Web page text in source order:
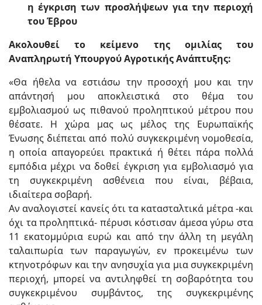
η έγκριση των προσλήψεων για την περιοχή
του Έβρου
Ακολουθεί το κείμενο της ομιλίας του
Αναπληρωτή Υπουργού Αγροτικής Ανάπτυξης:
«Θα ήθελα να εστιάσω την προσοχή μου και την
απάντησή μου αποκλειστικά στο θέμα του
εμβολιασμού ως πιθανού προληπτικού μέτρου που
θέσατε. Η χώρα μας ως μέλος της Ευρωπαϊκής
Ένωσης διέπεται από πολύ συγκεκριμένη νομοθεσία,
η οποία απαγορεύει πρακτικά ή θέτει πάρα πολλά
εμπόδια μέχρι να δοθεί έγκριση για εμβολιασμό για
τη συγκεκριμένη ασθένεια που είναι, βέβαια,
ιδιαίτερα σοβαρή.
Αν αναλογιστεί κανείς ότι τα κατασταλτικά μέτρα -και
όχι τα προληπτικά- πέρυσι κόστισαν άμεσα γύρω στα
11 εκατομμύρια ευρώ και από την άλλη τη μεγάλη
ταλαιπωρία των παραγωγών, εν προκειμένω των
κτηνοτρόφων και την ανησυχία για μια συγκεκριμένη
περιοχή, μπορεί να αντιληφθεί τη σοβαρότητα του
συγκεκριμένου συμβάντος, της συγκεκριμένης